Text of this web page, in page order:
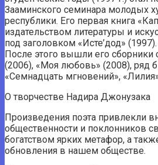
Зааминского семинара молодых
республики. Его первая книга
издательством литературы и
под заголовком «Исте’дод» (1997).
После этого вышли его сборники
(2006), «Моя любовь» (2008), ряд
«Семнадцать мгновений»,
О творчестве Надира Джонузака
Произведения поэта привлекли
общественности и поклонников
богатством ярких метафор, а
обновления в нашем обществе.